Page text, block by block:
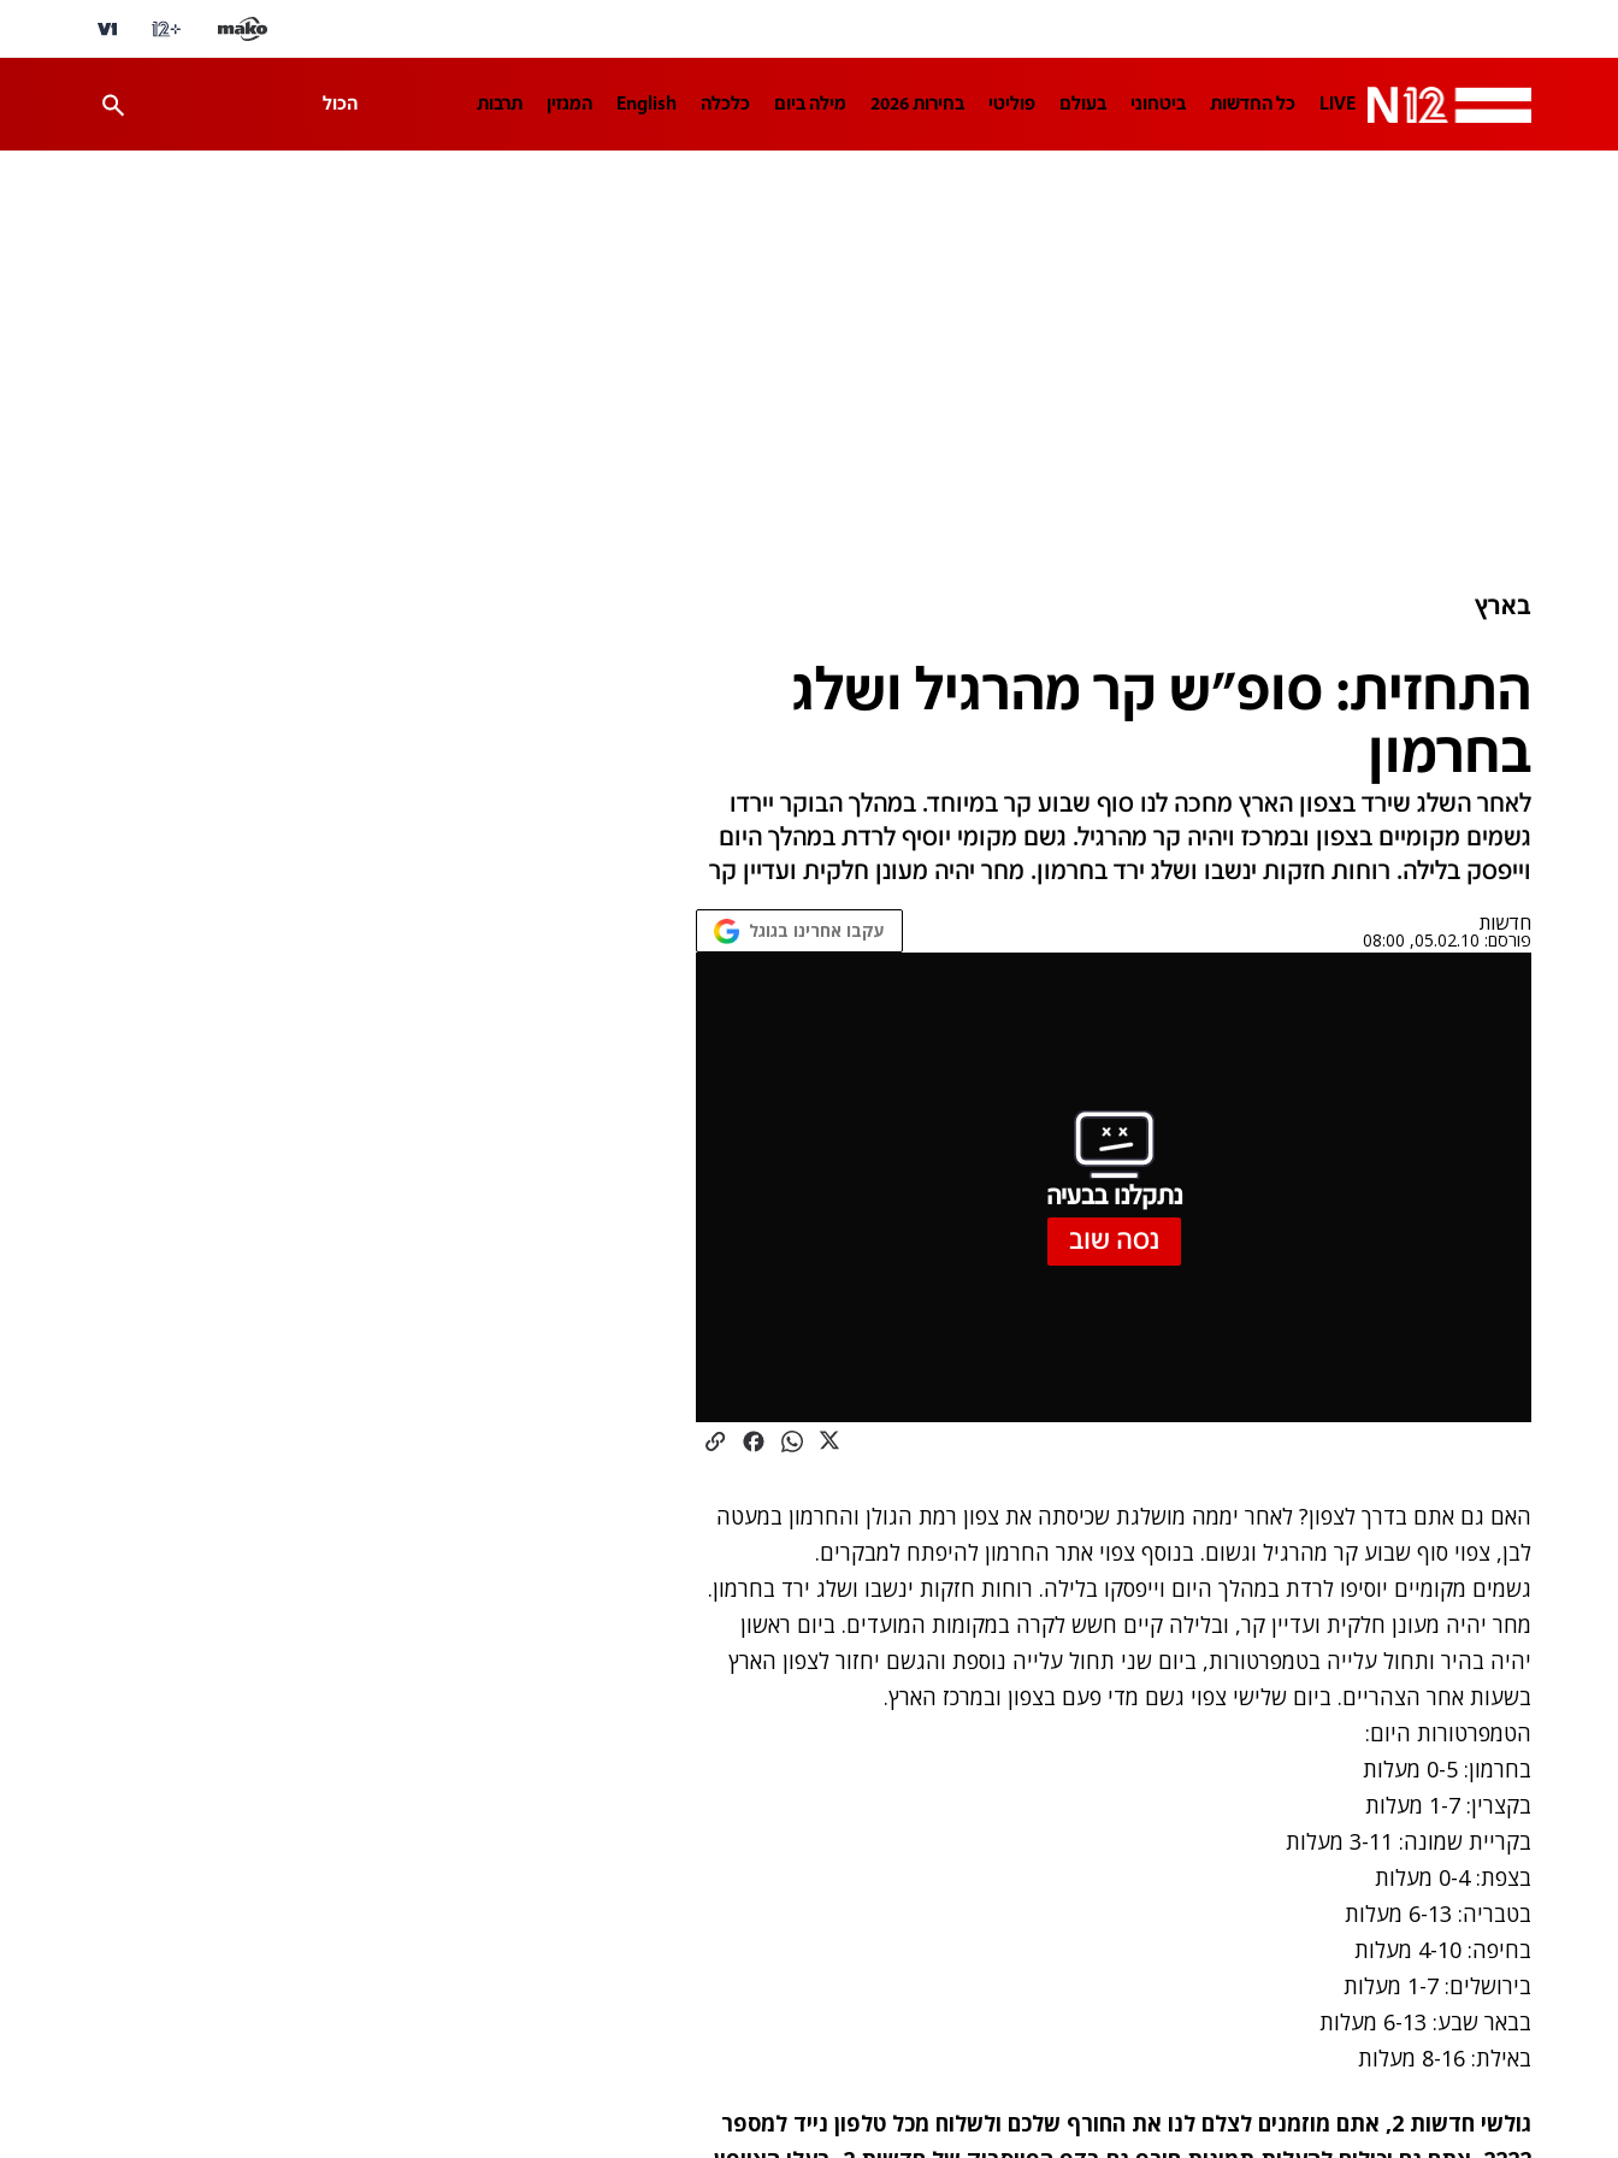
LIVE כל החדשות ביטחוני בעולם פוליטי בחירות 2026 מילה ביום כלכלה English המגזין תרבות הכול
בארץ
התחזית: סופ"ש קר מהרגיל ושלג
בחרמון
לאחר השלג שירד בצפון הארץ מחכה לנו סוף שבוע קר במיוחד. במהלך הבוקר יירדו
גשמים מקומיים בצפון ובמרכז ויהיה קר מהרגיל. גשם מקומי יוסיף לרדת במהלך היום
וייפסק בלילה. רוחות חזקות ינשבו ושלג ירד בחרמון. מחר יהיה מעונן חלקית ועדיין קר
חדשות
פורסם: 05.02.10, 08:00 עקבו אחרינו בגוגל
נתקלנו בבעיה
נסה שוב
האם גם אתם בדרך לצפון? לאחר יממה מושלגת שכיסתה את צפון רמת הגולן והחרמון במעטה
לבן, צפוי סוף שבוע קר מהרגיל וגשום. בנוסף צפוי אתר החרמון להיפתח למבקרים.
גשמים מקומיים יוסיפו לרדת במהלך היום וייפסקו בלילה. רוחות חזקות ינשבו ושלג ירד בחרמון.
מחר יהיה מעונן חלקית ועדיין קר, ובלילה קיים חשש לקרה במקומות המועדים. ביום ראשון
יהיה בהיר ותחול עלייה בטמפרטורות, ביום שני תחול עלייה נוספת והגשם יחזור לצפון הארץ
בשעות אחר הצהריים. ביום שלישי צפוי גשם מדי פעם בצפון ובמרכז הארץ.
הטמפרטורות היום:
בחרמון: 0-5 מעלות
בקצרין: 1-7 מעלות
בקריית שמונה: 3-11 מעלות
בצפת: 0-4 מעלות
בטבריה: 6-13 מעלות
בחיפה: 4-10 מעלות
בירושלים: 1-7 מעלות
בבאר שבע: 6-13 מעלות
באילת: 8-16 מעלות
גולשי חדשות 2, אתם מוזמנים לצלם לנו את החורף שלכם ולשלוח מכל טלפון נייד למספר